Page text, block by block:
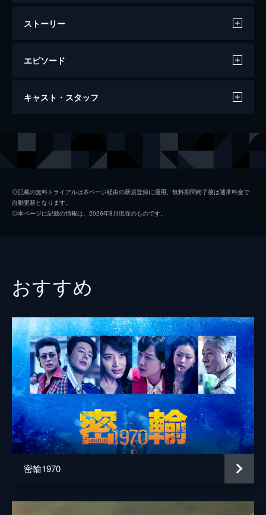
ストーリー
エピソード
しあわせな選択
キャスト・スタッフ
イ・ミリ ソン・イェジン
イ・ヨンニョ
オ・グァンノク
監督 パク・チャヌク
脚本 パク・チャヌク
イ・ギョンミ
ドン・マッケラー
イ・ジャヘ
音楽 チョ・ヨンウク
◎記載の無料トライアルは本ページ経由の新規登録に適用。無料期間終了後は通常料金で
自動更新となります。
◎本ページに記載の情報は、2026年8月現在のものです。
おすすめ
密輸1970